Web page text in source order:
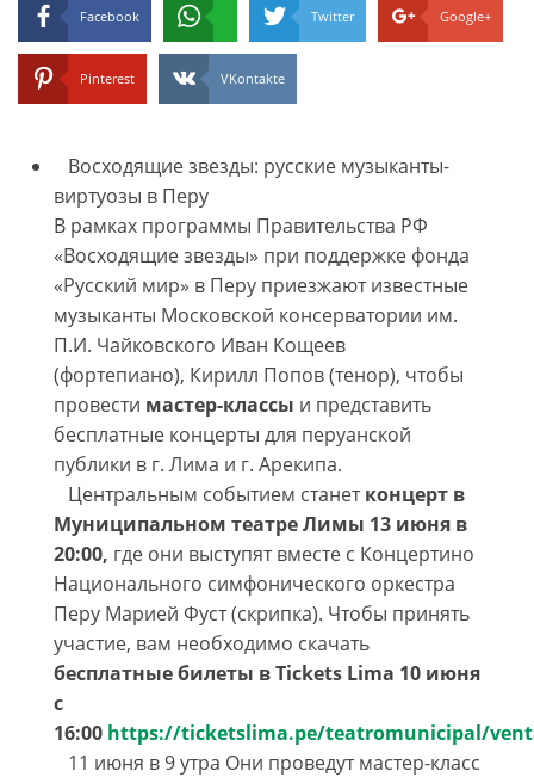
Facebook Twitter Google+
Pinterest VKontakte
Восходящие звезды: русские музыканты-
виртуозы в Перу
В рамках программы Правительства РФ
«Восходящие звезды» при поддержке фонда
«Русский мир» в Перу приезжают известные
музыканты Московской консерватории им.
П.И. Чайковского Иван Кощеев
(фортепиано), Кирилл Попов (тенор), чтобы
провести мастер-классы и представить
бесплатные концерты для перуанской
публики в г. Лима и г. Арекипа.
Центральным событием станетконцерт в
Муниципальном театре Лимы 13 июня в
20:00, где они выступят вместе с Концертино
Национального симфонического оркестра
Перу Марией Фуст (скрипка). Чтобы принять
участие, вам необходимо скачать
бесплатные билеты в Tickets Lima 10 июня
с
16:00 https://ticketslima.pe/teatromunicipal/
11 июня в 9 утра Они проведут мастер-класс